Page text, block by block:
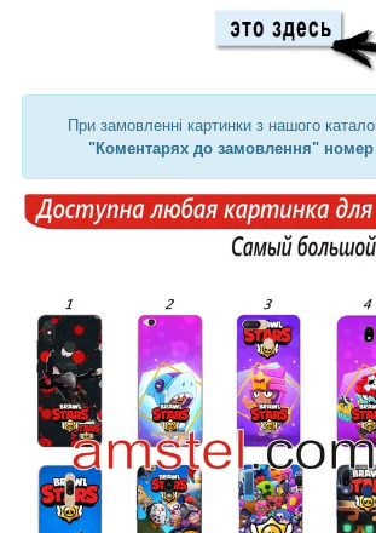
При замовленні картинки з нашого
"Коментарях до замовлення" номер